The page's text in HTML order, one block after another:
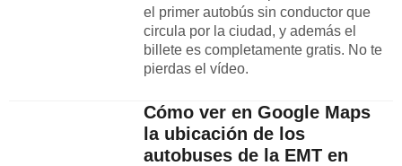
el primer autobús sin conductor que
circula por la ciudad, y además el
billete es completamente gratis. No te
pierdas el vídeo.
Cómo ver en Google Maps
la ubicación de los
autobuses de la EMT en